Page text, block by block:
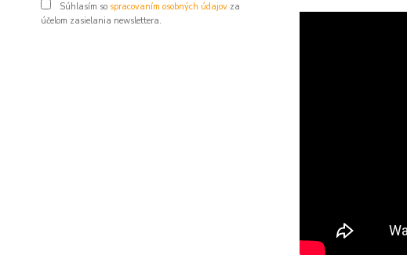
Súhlasím so spracovaním osobných údajov za
účelom zasielania newslettera.